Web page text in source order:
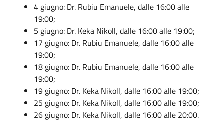
4 giugno: Dr. Rubiu Emanuele, dalle 16:00 alle
19:00;
5 giugno: Dr. Keka Nikoll, dalle 16:00 alle 19:00;
17 giugno: Dr. Rubiu Emanuele, dalle 16:00 alle
19:00;
18 giugno: Dr. Rubiu Emanuele, dalle 16:00 alle
19:00;
19 giugno: Dr. Keka Nikoll, dalle 16:00 alle 19:00;
25 giugno: Dr. Keka Nikoll, dalle 16:00 alle 19:00;
26 giugno: Dr. Keka Nikoll, dalle 16:00 alle 20:00.